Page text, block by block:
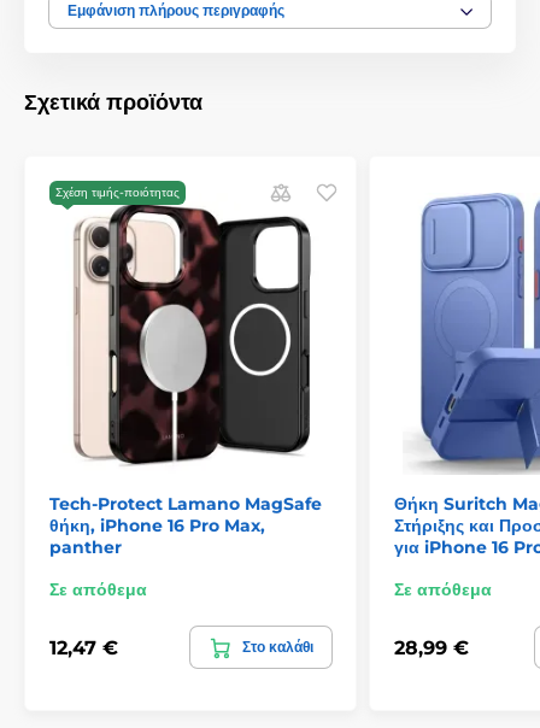
Εμφάνιση πλήρους περιγραφής
Σχετικά προϊόντα
Σχέση τιμής-ποιότητας
Tech-Protect Lamano MagSafe
θήκη, iPhone 16 Pro Max,
panther
Σε απόθεμα
12,47 € Στο καλάθι
Θήκη Suritch
Στήριξης και
για iPhone 16
Σε απόθεμα
28,99 €